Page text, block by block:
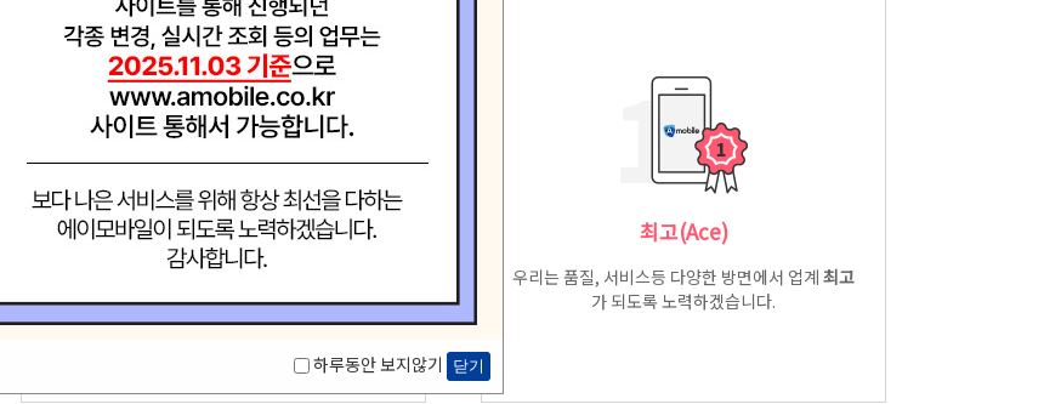
하루동안 보지않기 닫기
놀라운(Amazing)
우리는 고객중심 능력은 고객을 위해 다양한
제공합니다.
최고(Ace)
우리는 품질, 서비스등 다양한 방면에서 업계 최고
가 되도록 노력하겠습니다.